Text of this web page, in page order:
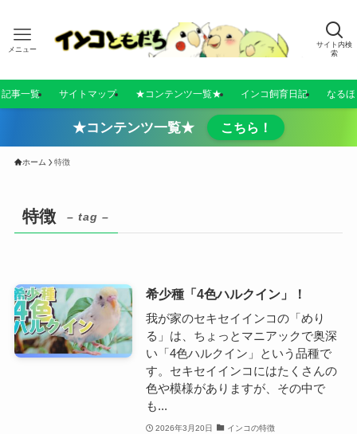
サイト内検
索
メニュー
事一覧 サイトマップ ★コンテンツ一覧★ インコ飼育日記 なる
★コンテンツ一覧★ こちら！
ホーム 特徴
特徴 – tag –
希少種「4色ハルクイン」！
我が家のセキセイインコの「めり
る」は、ちょっとマニアックで奥深
い「4色ハルクイン」という品種で
す。セキセイインコにはたくさんの
色や模様がありますが、その中で
も...
2026年3月20日 インコの特徴